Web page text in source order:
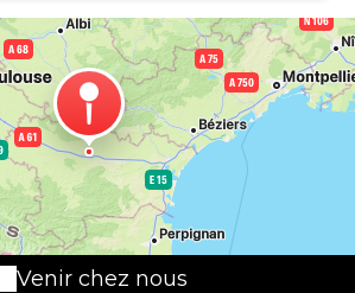
Venir chez nous